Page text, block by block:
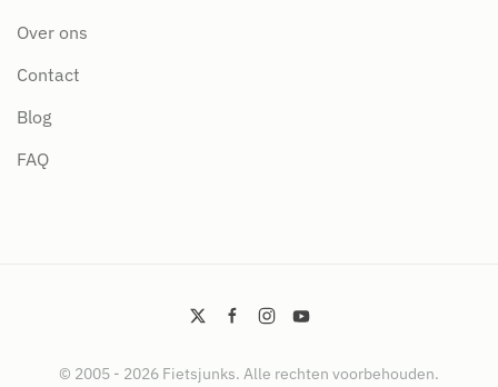
Over ons
Contact
Blog
FAQ
© 2005 - 2026 Fietsjunks. Alle rechten voorbehouden.